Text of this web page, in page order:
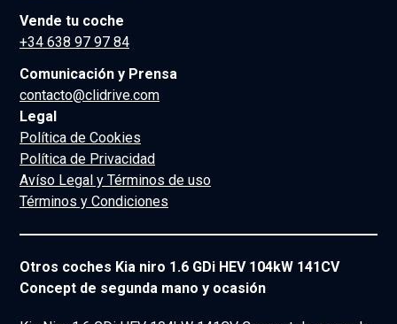
Vende tu coche
+34 638 97 97 84
Comunicación y Prensa
contacto@clidrive.com
Legal
Política de Cookies
Política de Privacidad
Avíso Legal y Términos de uso
Términos y Condiciones
Otros coches Kia niro 1.6 GDi HEV 104kW 141CV
Concept de segunda mano y ocasión